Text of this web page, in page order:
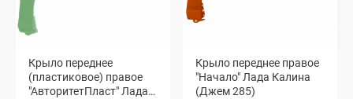
Крыло переднее
(пластиковое) правое
"АвторитетПласт" Лада
Крыло переднее правое
"Начало" Лада Калина
(Джем 285)